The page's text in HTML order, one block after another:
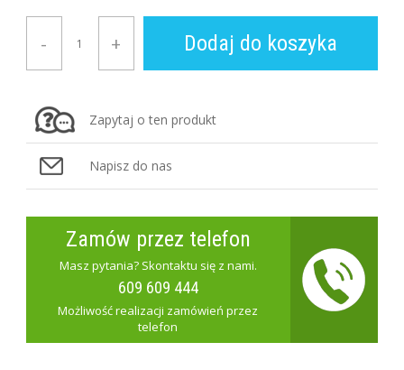
+
- Dodaj do koszyka
Zapytaj o ten produkt
Napisz do nas
Zamów przez telefon
Masz pytania? Skontaktu się z nami.
609 609 444
Możliwość realizacji zamówień przez
telefon